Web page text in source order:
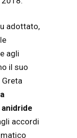
adottato,
agli
il suo
Greta
accordi